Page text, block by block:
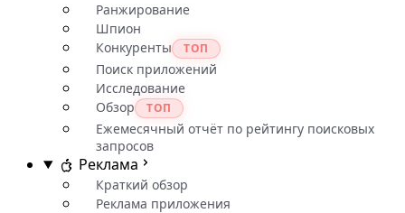
Ранжирование
Шпион
Конкуренты
ТОП
Поиск приложений
Исследование
Обзор
ТОП
Ежемесячный отчёт по рейтингу поисковых
запросов
Реклама
Краткий обзор
Реклама приложения